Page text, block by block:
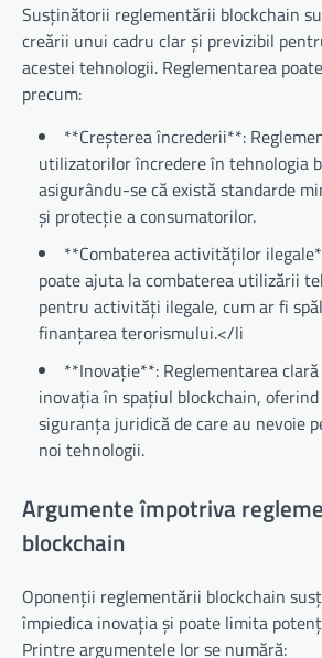
Susținătorii reglementării blockchain
creării unui cadru clar și previzibil
acestei tehnologii. Reglementarea
precum:
**Creșterea încrederii**:
utilizatorilor încredere în tehnologia
asigurându-se că există standarde
și protecție a consumatorilor.
**Combaterea activităților
poate ajuta la combaterea utilizării
pentru activități ilegale, cum ar fi
finanțarea terorismului.</li
**Inovație**: Reglementarea
inovația în spațiul blockchain,
siguranța juridică de care au nevoie
noi tehnologii.
Argumente împotriva
blockchain
Oponenții reglementării blockchain
împiedica inovația și poate limita
Printre argumentele lor se numără: